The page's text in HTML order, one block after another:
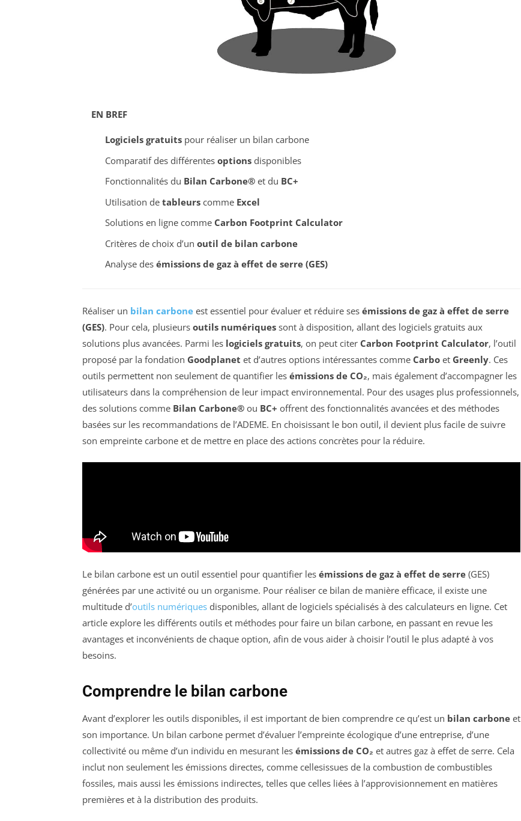
EN BREF
Logiciels gratuitspour réaliser un bilan carbone
Comparatif des différentes optionsdisponibles
Fonctionnalités du Bilan Carbone®et du BC+
Utilisation de tableurscomme Excel
Solutions en ligne comme Carbon Footprint Calculator
Critères de choix d’un outil de bilan carbone
Analyse des émissions de gaz à effet de serre (GES)
Réaliser un bilan carbone est essentiel pour évaluer et réduire ses émissions de gaz à effet de serre
(GES). Pour cela, plusieurs outils numériques sont à disposition, allant des logiciels gratuits aux
solutions plus avancées. Parmi les logiciels gratuits, on peut citer Carbon Footprint Calculator, l’outil
proposé par la fondation Goodplanet et d’autres options intéressantes comme Carbo et Greenly. Ces
outils permettent non seulement de quantifier les émissions de CO₂, mais également d’accompagner les
utilisateurs dans la compréhension de leur impact environnemental. Pour des usages plus professionnels,
des solutions comme Bilan Carbone® ou BC+ offrent des fonctionnalités avancées et des méthodes
basées sur les recommandations de l’ADEME. En choisissant le bon outil, il devient plus facile de suivre
son empreinte carbone et de mettre en place des actions concrètes pour la réduire.
Le bilan carbone est un outil essentiel pour quantifier les émissions de gaz à effet de serre (GES)
générées par une activité ou un organisme. Pour réaliser ce bilan de manière efficace, il existe une
multitude d’outils numériques disponibles, allant de logiciels spécialisés à des calculateurs en ligne. Cet
article explore les différents outils et méthodes pour faire un bilan carbone, en passant en revue les
avantages et inconvénients de chaque option, afin de vous aider à choisir l’outil le plus adapté à vos
besoins.
Comprendre le bilan carbone
Avant d’explorer les outils disponibles, il est important de bien comprendre ce qu’est un bilan carbone et
son importance. Un bilan carbone permet d’évaluer l’empreinte écologique d’une entreprise, d’une
collectivité ou même d’un individu en mesurant les émissions de CO₂ et autres gaz à effet de serre. Cela
inclut non seulement les émissions directes, comme cellesissues de la combustion de combustibles
fossiles, mais aussi les émissions indirectes, telles que celles liées à l’approvisionnement en matières
premières et à la distribution des produits.